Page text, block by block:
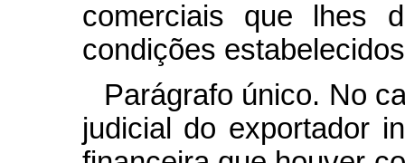
comerciais que lhes
condições
Parágrafo único. No
judicial do exportador